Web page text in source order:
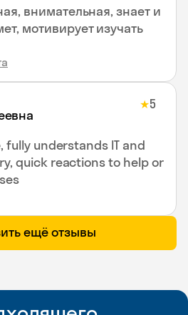
внимательная, знает и
мотивирует изучать
★5
fully understands IT and
quick reactions to help or
ещё отзывы